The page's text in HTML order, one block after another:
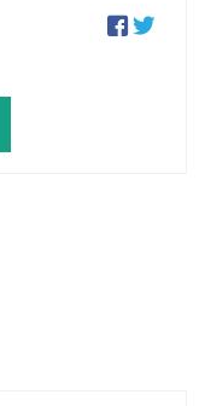

